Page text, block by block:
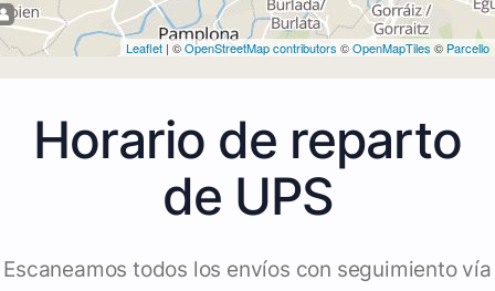
Leaflet | ©OpenStreetMap contributors ©OpenMapTiles © Parcello
Horario de reparto
de UPS
Escaneamos todos los envíos con seguimiento vía